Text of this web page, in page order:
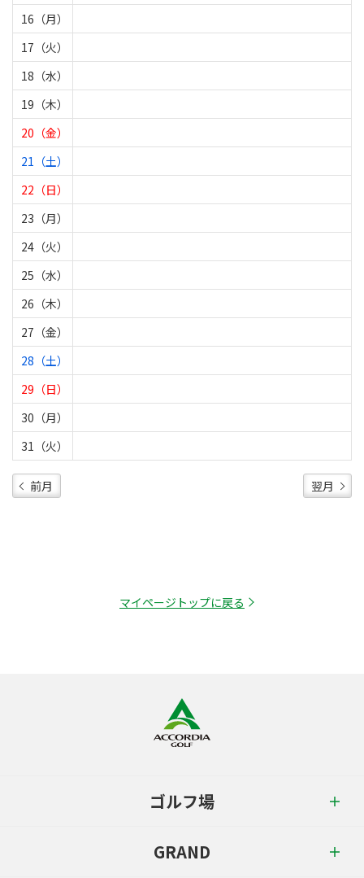
16（月）
17（火）
18（水）
19（木）
20（金）
21（土）
22（日）
23（月）
24（火）
25（水）
26（木）
27（金）
28（土）
29（日）
30（月）
31（火）
前月 翌月
マイページトップに戻る
ゴルフ場
GRAND